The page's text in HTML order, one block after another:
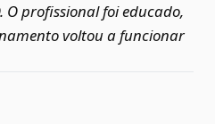
O profissional foi educado,
voltou a funcionar